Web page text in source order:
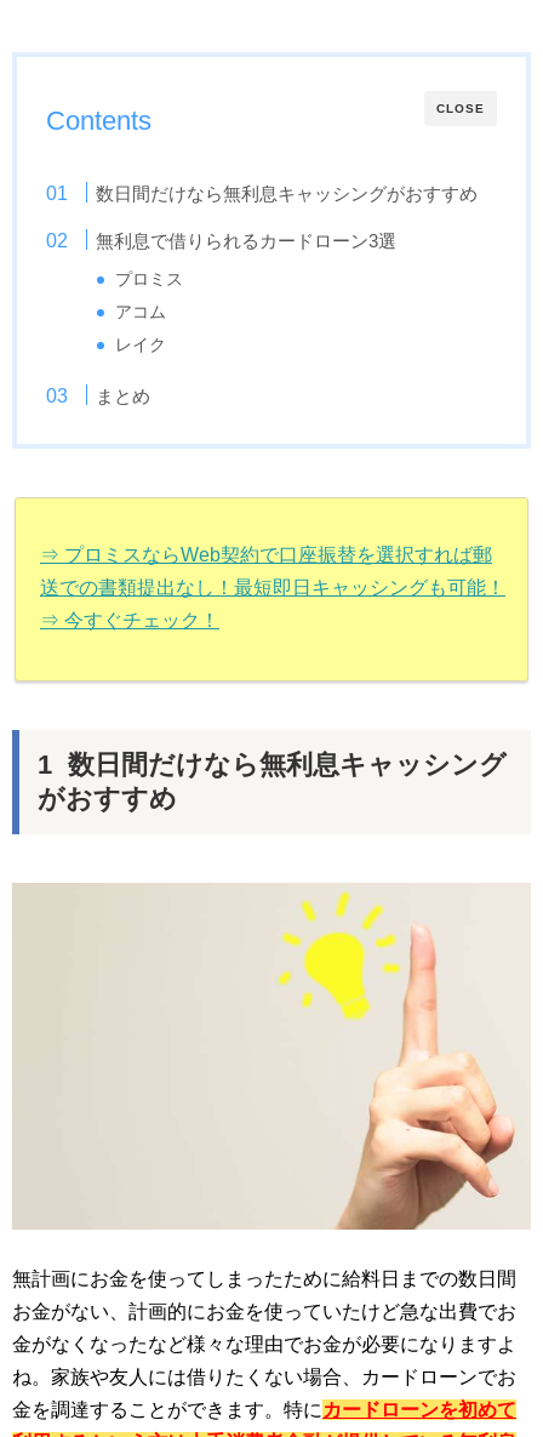
CLOSE
Contents
数日間だけなら無利息キャッシングがおすすめ
無利息で借りられるカードローン3選
プロミス
アコム
レイク
まとめ
⇒ プロミスならWeb契約で口座振替を選択すれば郵
送での書類提出なし！最短即日キャッシングも可能！
⇒ 今すぐチェック！
数日間だけなら無利息キャッシング
がおすすめ
無計画にお金を使ってしまったために給料日までの数日間
お金がない、計画的にお金を使っていたけど急な出費でお
金がなくなったなど様々な理由でお金が必要になりますよ
ね。家族や友人には借りたくない場合、カードローンでお
金を調達することができます。特に カードローンを初めて